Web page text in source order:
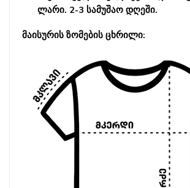
ლარი. 2-3 სამუშაო დღეში.
მაისურის ზომების ცხრილი: